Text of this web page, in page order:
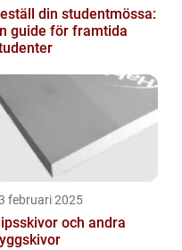
din studentmössa:
guide för framtida
februari 2025
och andra